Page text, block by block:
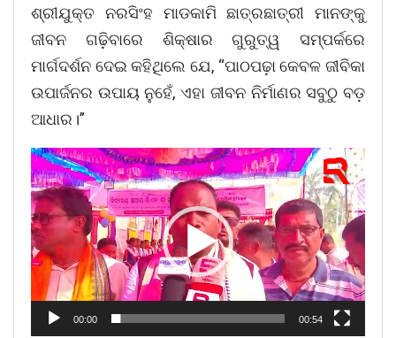
ଶ୍ରୀଯୁକ୍ତ ନରସିଂହ ମାଡକାମି ଛାତ୍ରଛାତ୍ରୀ ମାନଙ୍କୁ
ଜୀବନ ଗଢ଼ିବାରେ ଶିକ୍ଷାର ଗୁରୁତ୍ୱ ସମ୍ପର୍କରେ
ମାର୍ଗଦର୍ଶନ ଦେଇ କହିଥିଲେ ଯେ, “ପାଠପଢ଼ା କେବଳ ଜୀବିକା
ଉପାର୍ଜନର ଉପାୟ ନୁହେଁ, ଏହା ଜୀବନ ନିର୍ମାଣର ସବୁଠୁ ବଡ଼
ଆଧାର।”
Video
Player
00:00 00:54